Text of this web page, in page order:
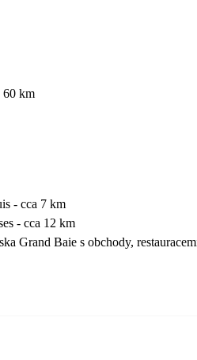
60 km
- cca 7 km
- cca 12 km
Grand Baie s obchody,